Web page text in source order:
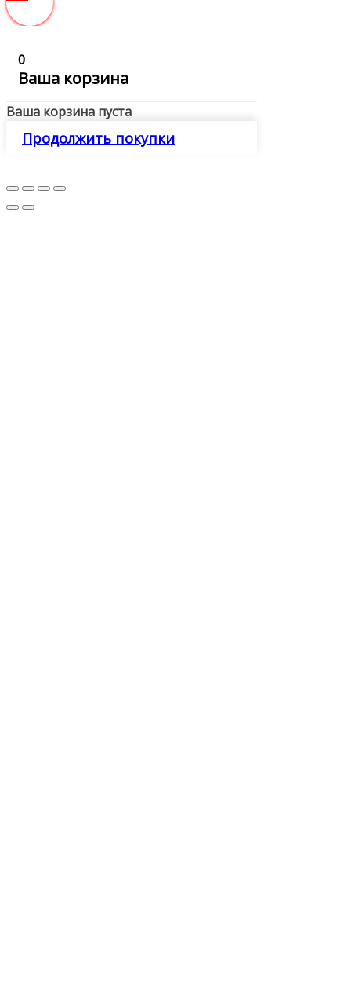
0
Ваша корзина
Ваша корзина пуста
Продолжить покупки